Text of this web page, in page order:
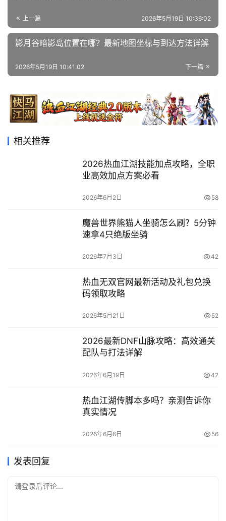
上一篇 2026年5月19日 10:36:02
影月谷暗影岛位置在哪？最新地图坐标与到达方法详解
下一篇
2026年5月19日 10:41:02
相关推荐
2026热血江湖技能加点攻略，全职
业高效加点方案必看
2026年6月2日 58
魔兽世界熊猫人坐骑怎么刷？5分钟
速拿4只绝版坐骑
2026年7月3日 42
热血无双官网最新活动及礼包兑换
码领取攻略
2026年5月21日 52
2026最新DNF山脉攻略：高效通关
配队与打法详解
2026年6月19日 42
热血江湖传脚本多吗？亲测告诉你
真实情况
2026年6月6日 56
发表回复
请登录后评论...